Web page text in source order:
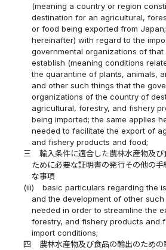
(meaning a country or region
destination for an agricultural,
or food being exported from
hereinafter) with regard to the
governmental organizations of
establish (meaning conditions
the quarantine of plants, animals,
and other such things that the
organizations of the country of
agricultural, forestry, and fishery
being imported; the same applies
needed to facilitate the export of
and fishery products and food;
三
輸入条件に適合した農林水産物及
ために必要な証明書の発行その他の
な事項
(iii)
basic particulars regarding the
and the development of other
needed in order to streamline the
forestry, and fishery products and
import conditions;
四
農林水産物及び食品の輸出のため